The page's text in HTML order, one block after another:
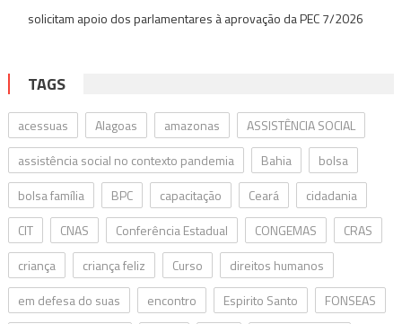
solicitam apoio dos parlamentares à aprovação da PEC 7/2026
TAGS
acessuas Alagoas amazonas
ASSISTÊNCIA SOCIAL
assistência social no contexto pandemia
Bahia
bolsa
bolsa família
BPC capacitação Ceará
cidadania
CIT
CNAS Conferência Estadual CONGEMAS
CRAS
criança
criança feliz Curso
direitos humanos
em defesa do suas
encontro Espirito Santo
FONSEAS